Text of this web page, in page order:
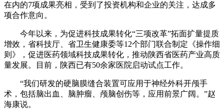
在内的7项成果亮相，受到了投资机构和企业的关注，达成多
项合作意向。
今年以来，为促进科技成果转化“三项改革”拓面扩量提质
增效，省科技厅、省卫生健康委等12个部门联合制定《操作细
则》，促进医药领域科技成果转化，推动陕西省医药产业高质
量发展。目前，陕西已有50余家医院启动试点工作。
“我们研发的硬脑膜缝合装置可应用于神经外科开颅手
术，包括脑出血、脑肿瘤、颅脑创伤等，应用前景广阔。”赵
海康说。